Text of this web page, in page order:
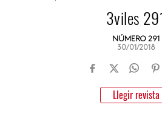
3viles
NÚMERO 291
30/01/2018
Llegir revista